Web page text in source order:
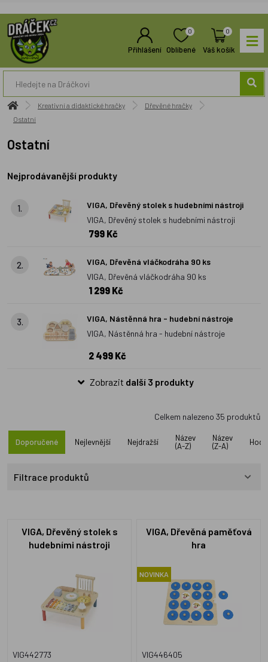
Přihlášení
0
Oblíbené
0
Váš košík
Kreativní a didaktické hračky
Dřevěné hračky
Ostatní
Ostatní
Nejprodávanější produkty
1.
VIGA, Dřevěný stolek s hudebními nástroji
VIGA, Dřevěný stolek s hudebními nástroji
799 Kč
2.
VIGA, Dřevěná vláčkodráha 90 ks
VIGA, Dřevěná vláčkodráha 90 ks
1 299 Kč
3.
VIGA, Nástěnná hra - hudební nástroje
VIGA, Nástěnná hra - hudební nástroje
2 499 Kč
Zobrazit další 3 produkty
Celkem nalezeno 35 produktů
Doporučené Nejlevnější Nejdražší
Název
(A-Z)
Název
(Z-A)
Filtrace produktů
VIGA, Dřevěný stolek s
hudebními nástroji
VIG442773
VIGA, Dřevěná paměťová
hra
NOVINKA
VIG446405